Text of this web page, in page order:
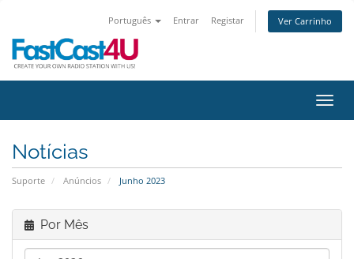
Português Entrar Registar Ver Carrinho
Notícias
Suporte Anúncios Junho 2023
Por Mês